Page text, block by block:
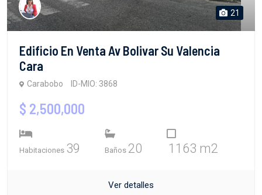
21
Edificio En Venta Av Bolivar Su Valencia
Cara
Carabobo ID-MIO: 3868
$ 2,500,000
Habitaciones 39 Baños 20 1163 m2
Ver detalles